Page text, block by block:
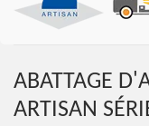
ABATTAGE
ARTISAN